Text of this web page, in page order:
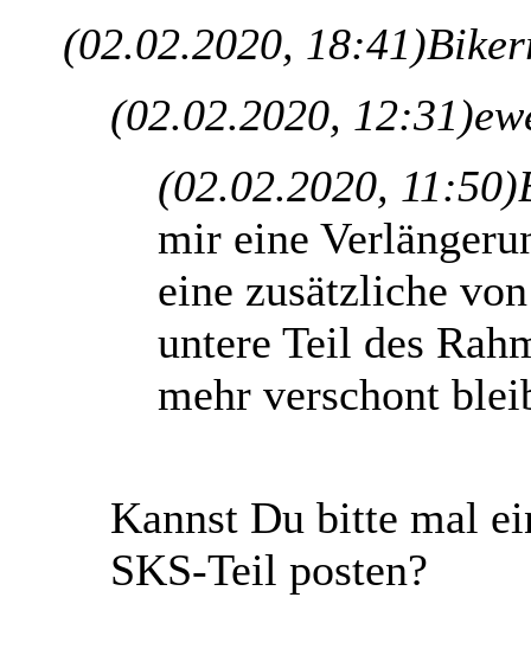
(02.02.2020, 18:41)
(02.02.2020, 12:31)
(02.02.2020, 11:50)
mir eine
eine zusätzliche
untere Teil des
mehr verschont
Kannst Du bitte mal
SKS-Teil posten?